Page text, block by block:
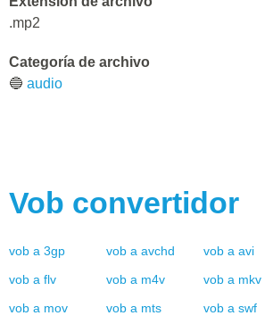
.mp2
Categoría de archivo
🔵 audio
Vob convertidor
vob a 3gp vob a avchd vob a avi
vob a flv vob a m4v vob a mkv
vob a mov vob a mts vob a swf